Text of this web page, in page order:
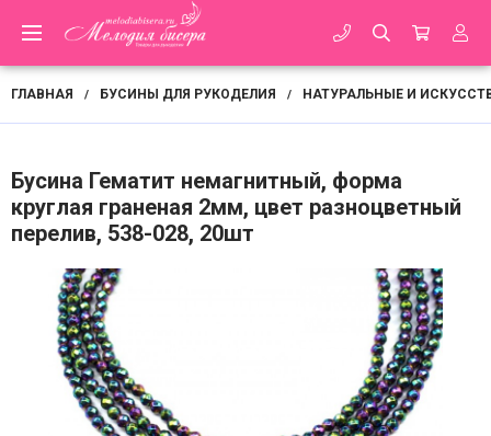
ГЛАВНАЯ / БУСИНЫ ДЛЯ РУКОДЕЛИЯ / НАТУРАЛЬНЫЕ И
Бусина Гематит немагнитный, форма
круглая граненая 2мм, цвет разноцветный
перелив, 538-028, 20шт